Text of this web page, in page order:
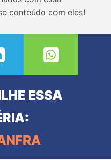
conteúdo com eles!
ESSA